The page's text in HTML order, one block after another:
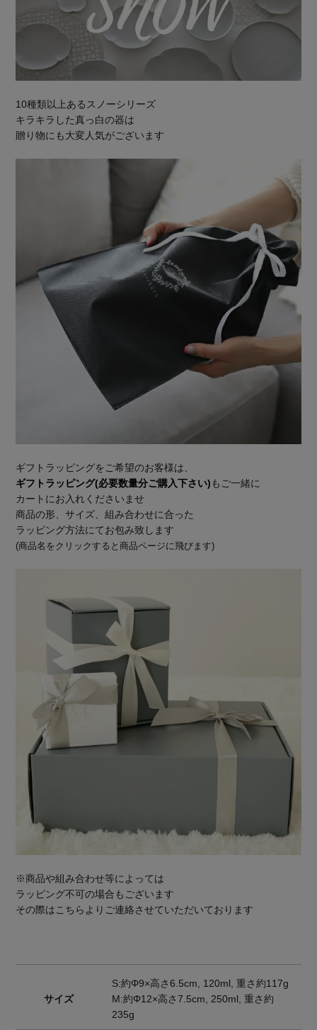
10種類以上あるスノーシリーズ
キラキラした真っ白の器は
贈り物にも大変人気がございます
ギフトラッピングをご希望のお客様は、
ギフトラッピング(必要数量分ご購入下さい)もご一緒に
カートにお入れくださいませ
商品の形、サイズ、組み合わせに合った
ラッピング方法にてお包み致します
(商品名をクリックすると商品ページに飛びます)
※商品や組み合わせ等によっては
ラッピング不可の場合もございます
その際はこちらよりご連絡させていただいております
サイズ
S:約Φ9×高さ6.5cm, 120ml, 重さ約117g
M:約Φ12×高さ7.5cm, 250ml, 重さ約
235g